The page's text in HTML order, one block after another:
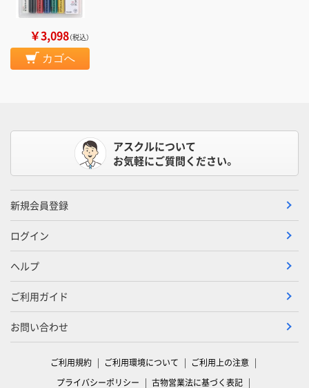
￥3,098（税込）
カゴへ
アスクルについて
お気軽にご質問ください。
新規会員登録
ログイン
ヘルプ
ご利用ガイド
お問い合わせ
ご利用規約 ご利用環境について
ご利用上の注意
プライバシーポリシー
古物営業法に基づく表記